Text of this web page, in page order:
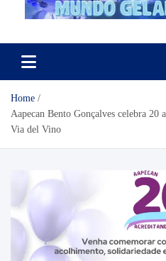
Home
Aapecan Bento Gonçalves celebra 20
Via del Vino